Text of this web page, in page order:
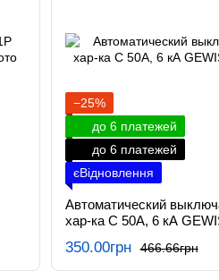
−25%
до 6 платежей
до 6 платежей
єВідновлення
Автоматический
хар-ка C 50А, 6 кА
466.66грн
350.00грн